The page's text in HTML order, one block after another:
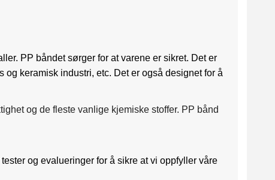
PP båndet sørger for at varene er sikret. Det er
keramisk industri, etc. Det er også designet for å
og de fleste vanlige kjemiske stoffer. PP bånd
og evalueringer for å sikre at vi oppfyller våre